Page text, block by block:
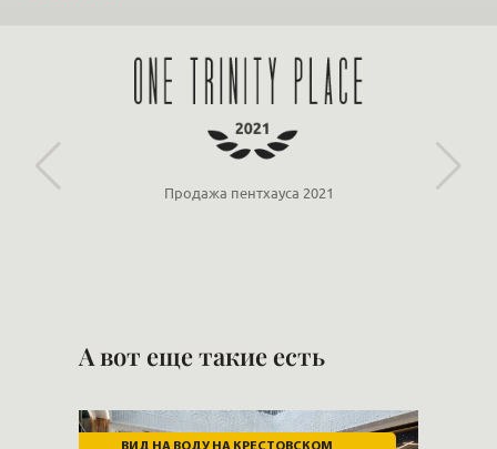
«МОНФЕРРАН»
Продажа пентхауса 2021
А вот еще такие есть